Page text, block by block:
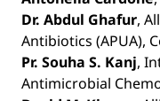
Dr. Abdul Ghafur,
Antibiotics (APUA),
Pr. Souha S. Kanj,
Antimicrobial